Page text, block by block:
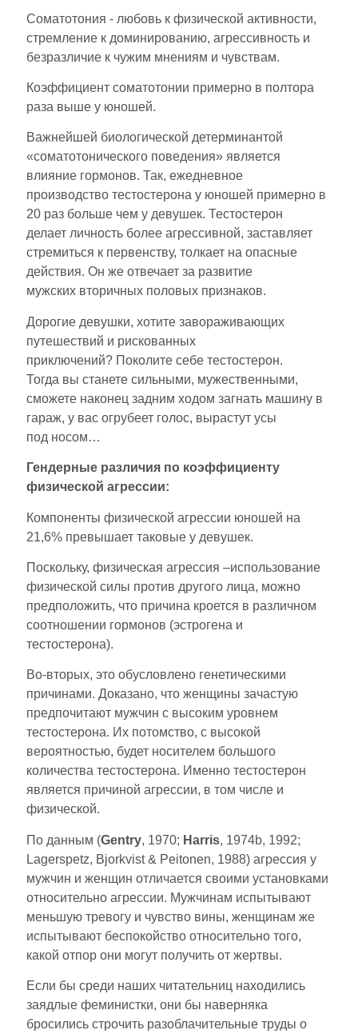
Соматотония - любовь к физической активности,
стремление к доминированию, агрессивность и
безразличие к чужим мнениям и чувствам.
Коэффициент соматотонии примерно в полтора
раза выше у юношей.
Важнейшей биологической детерминантой
«соматотонического поведения» является
влияние гормонов. Так, ежедневное
производство тестостерона у юношей примерно в
20 раз больше чем у девушек. Тестостерон
делает личность более агрессивной, заставляет
стремиться к первенству, толкает на опасные
действия. Он же отвечает за развитие
мужских вторичных половых признаков.
Дорогие девушки, хотите завораживающих
путешествий и рискованных
приключений? Поколите себе тестостерон.
Тогда вы станете сильными, мужественными,
сможете наконец задним ходом загнать машину в
гараж, у вас огрубеет голос, вырастут усы
под носом…
Гендерные различия по коэффициенту
физической агрессии:
Компоненты физической агрессии юношей на
21,6% превышает таковые у девушек.
Поскольку, физическая агрессия –использование
физической силы против другого лица, можно
предположить, что причина кроется в различном
соотношении гормонов (эстрогена и
тестостерона).
Во-вторых, это обусловлено генетическими
причинами. Доказано, что женщины зачастую
предпочитают мужчин с высоким уровнем
тестостерона. Их потомство, с высокой
вероятностью, будет носителем большого
количества тестостерона. Именно тестостерон
является причиной агрессии, в том числе и
физической.
По данным (Gentry, 1970; Harris, 1974b, 1992;
Lagerspetz, Bjorkvist & Peitonen, 1988) агрессия у
мужчин и женщин отличается своими установками
относительно агрессии. Мужчинам испытывают
меньшую тревогу и чувство вины, женщинам же
испытывают беспокойство относительно того,
какой отпор они могут получить от жертвы.
Если бы среди наших читательниц находились
заядлые феминистки, они бы наверняка
бросились строчить разоблачительные труды о